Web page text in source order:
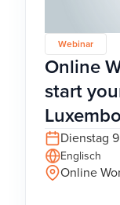
Webinar
Online
start
Dienstag
Englisch
Online